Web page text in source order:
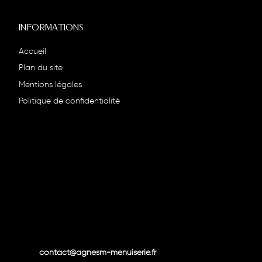
INFORMATIONS
Accueil
Plan du site
Mentions légales
Politique de confidentialité
contact@agnesm-menuiserie.fr